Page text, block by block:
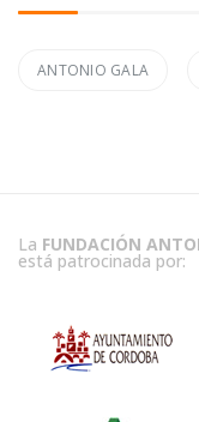
ANTONIO GALA
La FUNDACIÓN
está patrocinada por: